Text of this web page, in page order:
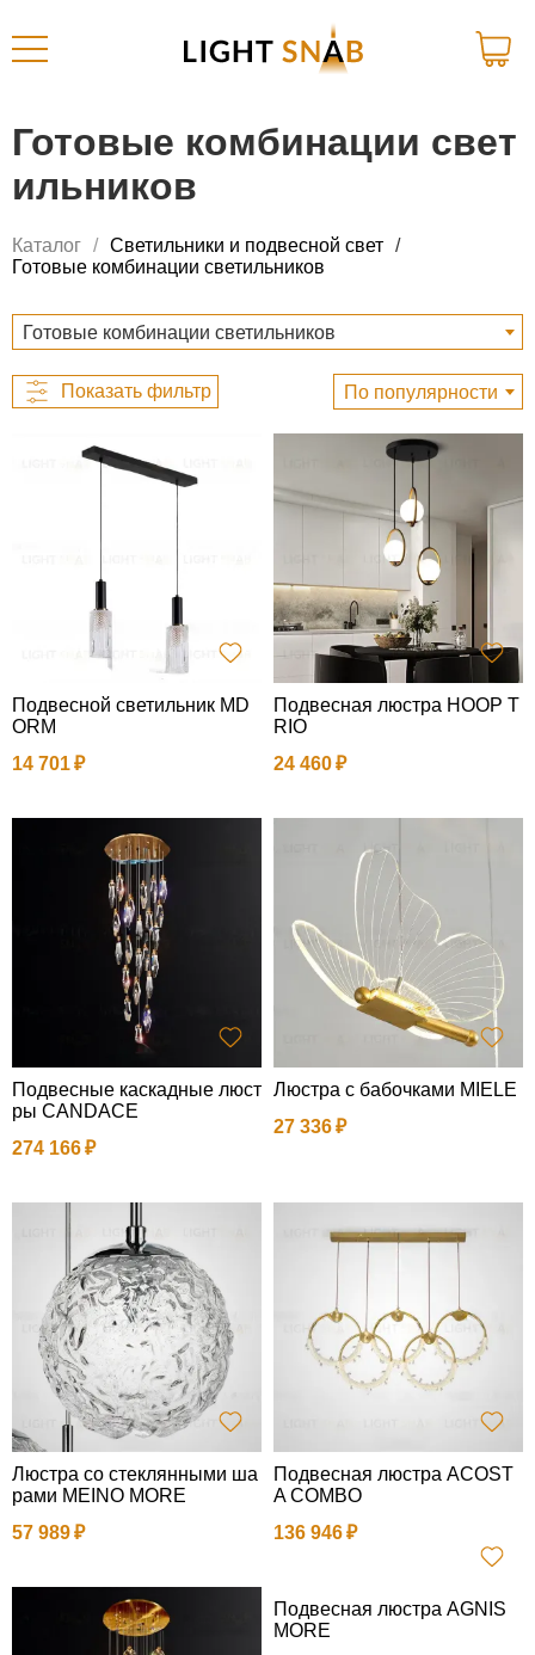
Готовые комбинации свет
ильников
Каталог
Светильники и подвесной свет
Готовые комбинации светильников
Готовые комбинации светильников
По популярности
Подвесной светильник MD
ORM
14 701
Подвесная люстра HOOP T
RIO
24 460
Подвесные каскадные люст
ры CANDACE
274 166
Люстра с бабочками MIELE
27 336
Люстра со стеклянными ша
рами MEINO MORE
57 989
Подвесная люстра ACOST
A COMBO
136 946
Подвесная люстра AGNIS
MORE